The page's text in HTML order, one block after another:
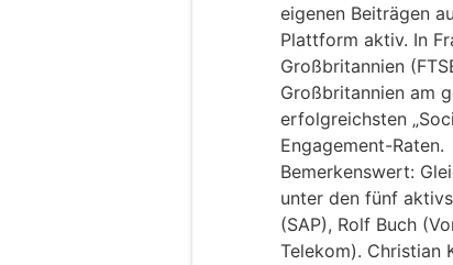
eigenen Beiträgen
Plattform aktiv. In
Großbritannien
Großbritannien am
erfolgreichsten
Engagement-Raten.
Bemerkenswert:
unter den fünf
(SAP), Rolf Buch
Telekom). Christian